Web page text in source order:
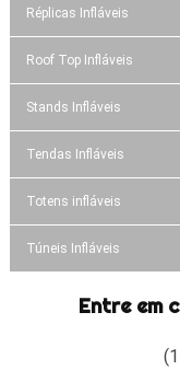
Réplicas Infláveis
Roof Top Infláveis
Stands Infláveis
Tendas Infláveis
Totens infláveis
Túneis Infláveis
Entre em